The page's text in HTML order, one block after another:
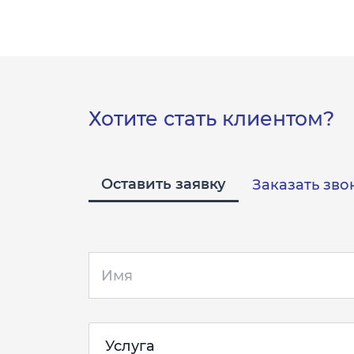
Хотите стать клиентом?
Оставить заявку Заказать